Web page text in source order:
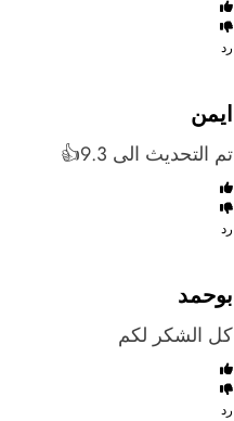
رد
ايمن
تم التحديث الى 9.3👍
رد
بوحمد
كل الشكر لكم
رد